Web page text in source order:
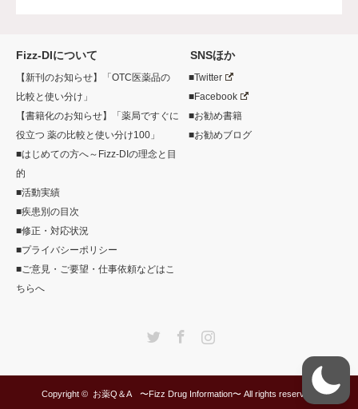
Fizz-DIについて
【新刊のお知らせ】「OTC医薬品の
比較と使い分け」
【書籍化のお知らせ】「薬局ですぐに
役立つ 薬の比較と使い分け100」
■はじめての方へ～Fizz-DIの理念と目
的
■活動実績
■疾患別の目次
■修正・対応状況
■プライバシーポリシー
■ご意見・ご要望・仕事依頼などはこ
ちらへ
SNSほか
■Twitter
■Facebook
■お勧め書籍
■お勧めブログ
Instagram
Copyright © お薬Q＆A 〜Fizz Drug Information〜 All rights reserved.